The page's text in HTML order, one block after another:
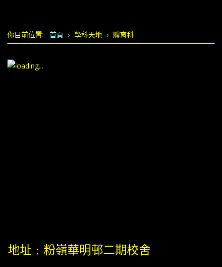
你目前位置: 首頁 學科天地 體育科
地址﹕粉嶺華明邨二期校舍